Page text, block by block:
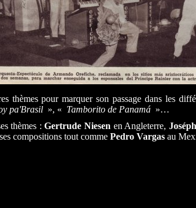
thèmes pour marquer son passage dans les
pa'Brasil », « Tamborito de Panamá »…
thèmes :Gertrude Niesen en Angleterre,
compositions tout comme Pedro Vargas au